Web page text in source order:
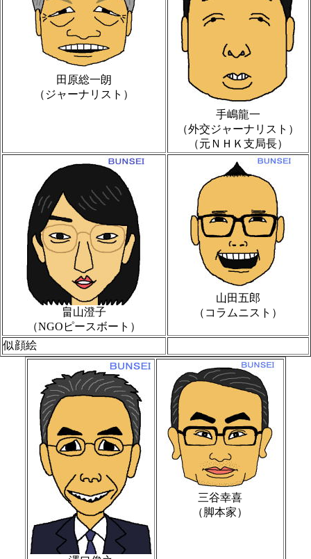
田原総一朗
（ジャーナリスト）
手嶋龍一
（外交ジャーナリスト）
（元ＮＨＫ支局長）
畠山澄子
（NGOピースボート）
山田五郎
（コラムニスト）
似顔絵
三谷幸喜
（脚本家）